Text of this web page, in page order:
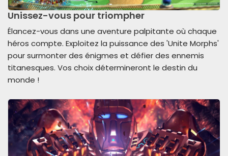
Unissez-vous pour triompher
Élancez-vous dans une aventure palpitante où chaque
héros compte. Exploitez la puissance des 'Unite Morphs'
pour surmonter des énigmes et défier des ennemis
titanesques. Vos choix détermineront le destin du
monde !